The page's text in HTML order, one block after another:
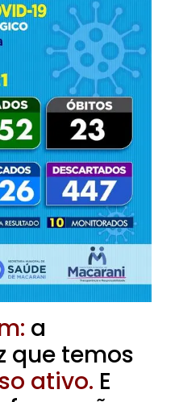
a
que temos
ativo. E